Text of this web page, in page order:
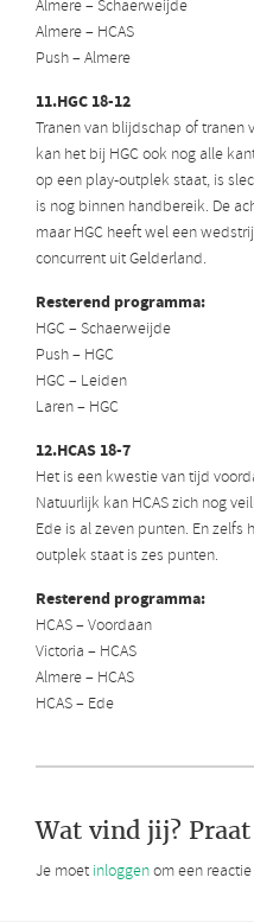
Almere – Schaerweijde
Almere – HCAS
Push – Almere
11.HGC 18-12
Tranen van blijdschap of tranen
kan het bij HGC ook nog alle
op een play-outplek staat, is
is nog binnen handbereik. De
maar HGC heeft wel een
concurrent uit Gelderland.
Resterend programma:
HGC – Schaerweijde
Push – HGC
HGC – Leiden
Laren – HGC
12.HCAS 18-7
Het is een kwestie van tijd
Natuurlijk kan HCAS zich nog
Ede is al zeven punten. En
outplek staat is zes punten.
Resterend programma:
HCAS – Voordaan
Victoria – HCAS
Almere – HCAS
HCAS – Ede
Wat vind jij?
Je moet inloggenom een